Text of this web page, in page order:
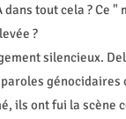
dans tout cela ? Ce
?
silencieux.
paroles
ils ont fui la scène